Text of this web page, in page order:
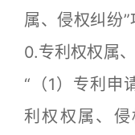
属、侵权纠纷
0.专利权权属
“（1）专利申
利权权属、